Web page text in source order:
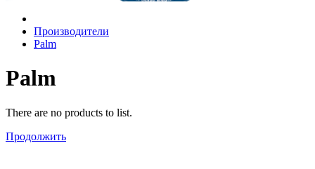
Производители
Palm
Palm
There are no products to list.
Продолжить